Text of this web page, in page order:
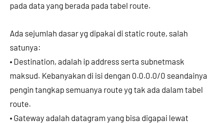
pada data yang berada pada tabel route.
Ada sejumlah dasar yg dipakai di static route, salah
satunya:
• Destination, adalah ip address serta subnetmask
maksud. Kebanyakan di isi dengan 0.0.0.0/0 seandainya
pengin tangkap semuanya route yg tak ada dalam tabel
route.
• Gateway adalah datagram yang bisa digapai lewat